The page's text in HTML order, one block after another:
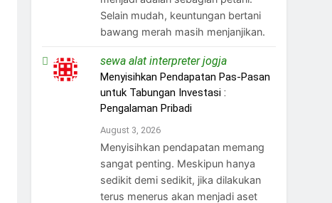
Selain mudah, keuntungan bertani
bawang merah masih menjanjikan.
sewa alat interpreter jogjaon
Menyisihkan Pendapatan Pas-Pasan
untuk Tabungan Investasi :
Pengalaman Pribadi
August 3, 2026
Menyisihkan pendapatan memang
sangat penting. Meskipun hanya
sedikit demi sedikit, jika dilakukan
terus menerus akan menjadi aset